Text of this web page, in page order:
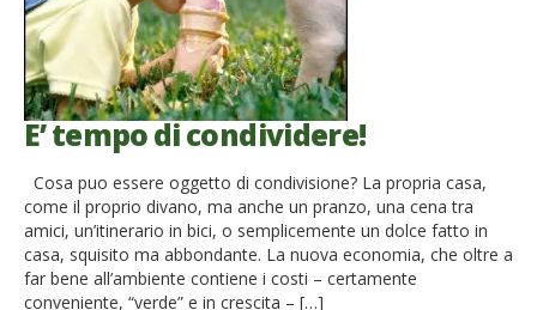
E’ tempo di condividere!
Cosa puo essere oggetto di condivisione? La propria casa,
come il proprio divano, ma anche un pranzo, una cena tra
amici, un’itinerario in bici, o semplicemente un dolce fatto in
casa, squisito ma abbondante. La nuova economia, che oltre a
far bene all’ambiente contiene i costi – certamente
conveniente, “verde” e in crescita – […]